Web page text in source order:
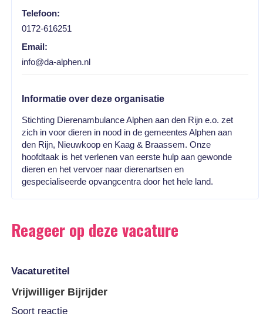
Telefoon:
0172-616251
Email:
info@da-alphen.nl
Informatie over deze organisatie
Stichting Dierenambulance Alphen aan den Rijn e.o. zet
zich in voor dieren in nood in de gemeentes Alphen aan
den Rijn, Nieuwkoop en Kaag & Braassem. Onze
hoofdtaak is het verlenen van eerste hulp aan gewonde
dieren en het vervoer naar dierenartsen en
gespecialiseerde opvangcentra door het hele land.
Reageer op deze vacature
Vacaturetitel
Soort reactie